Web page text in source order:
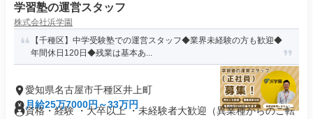
学習塾の運営スタッフ
株式会社浜学園
【千種区】中学受験塾での運営スタッフ◆業界未経験の方も歓迎◆
年間休日120日◆残業は基本あ...
愛知県名古屋市千種区井上町
月給25万7000円～33万円
資格・経験 ・大卒以上 ・未経験者大歓迎（異業種からのご転